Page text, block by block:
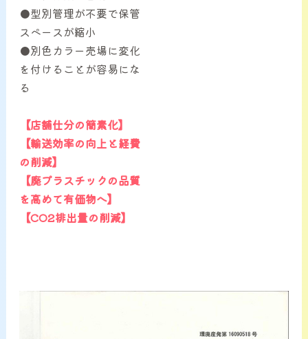
●型別管理が不要で保管
スペースが縮小
●別色カラー売場に変化
を付けることが容易にな
る
【店舗仕分の簡素化】
【輸送効率の向上と経費
の削減】
【廃プラスチックの品質
を高めて有価物へ】
【CO2排出量の削減】